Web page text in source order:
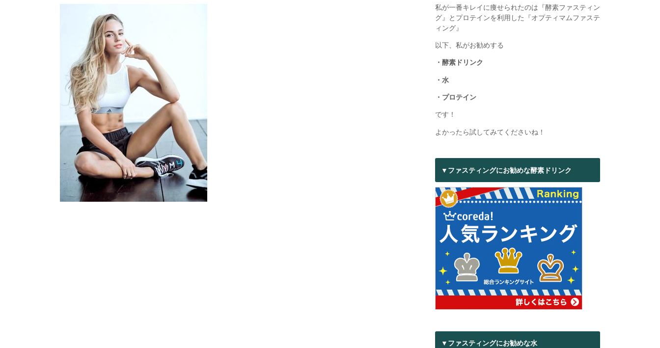
私が一番キレイに痩せられたのは『酵素ファスティン
グ』とプロテインを利用した『オプティマムファステ
ィング』
以下、私がお勧めする
・酵素ドリンク
・水
・プロテイン
です！
よかったら試してみてくださいね！
▼ファスティングにお勧めな酵素ドリンク
▼ファスティングにお勧めな水